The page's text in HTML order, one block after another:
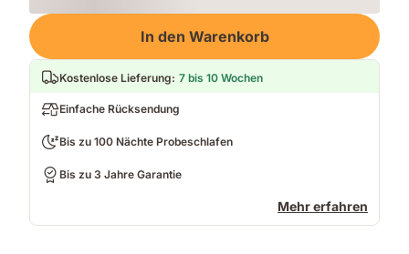
Loading
In den Warenkorb
Kostenlose Lieferung: 7 bis 10 Wochen
Einfache Rücksendung
Bis zu 100 Nächte Probeschlafen
Bis zu 3 Jahre Garantie
Mehr erfahren